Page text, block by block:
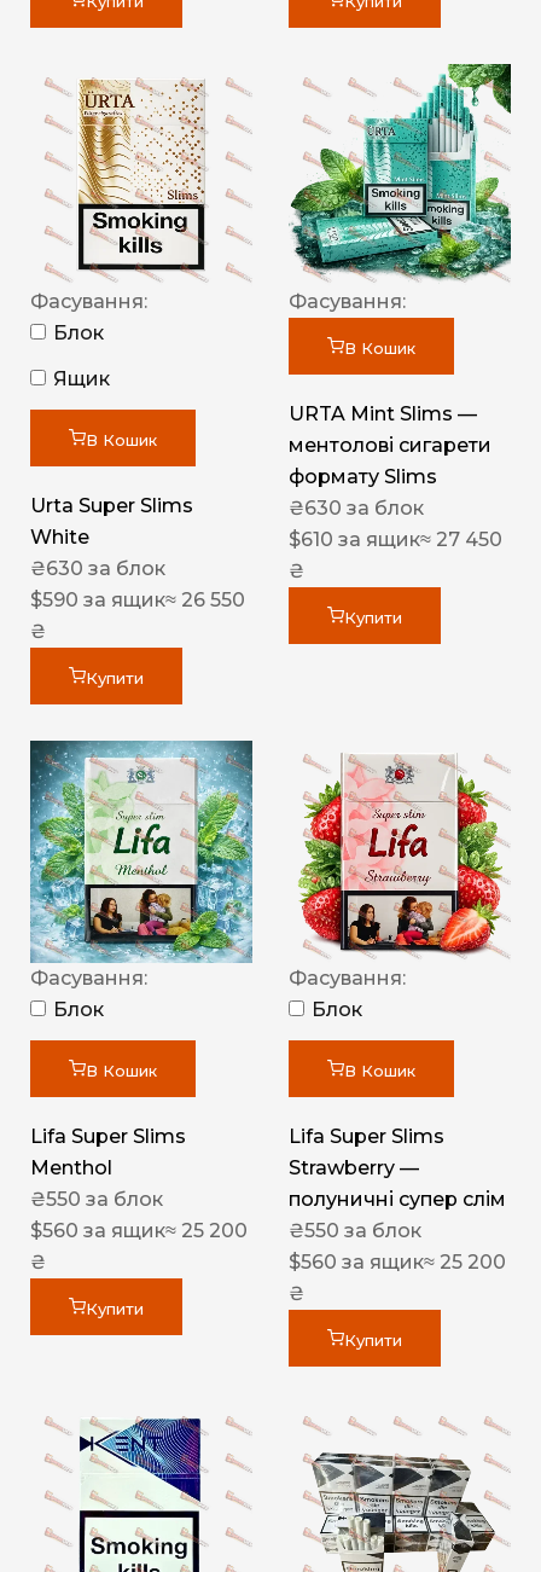
Фасування:
Блок
Ящик
В Кошик
Urta Super Slims
White
₴630 за блок
$590 за ящик≈ 26 550
₴
Купити
Фасування:
В Кошик
URTA Mint Slims —
ментолові сигарети
формату Slims
₴630 за блок
$610 за ящик≈ 27 450
₴
Купити
Фасування:
Блок
В Кошик
Lifa Super Slims
Menthol
₴550 за блок
$560 за ящик≈ 25 200
₴
Купити
Фасування:
Блок
В Кошик
Lifa Super Slims
Strawberry —
полуничні супер слім
₴550 за блок
$560 за ящик≈ 25 200
₴
Купити